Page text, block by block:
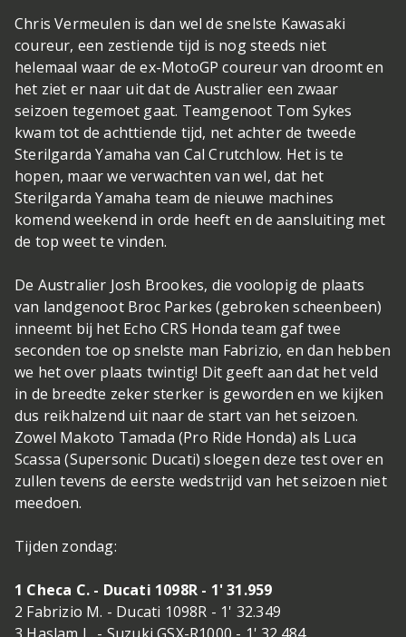
Chris Vermeulen is dan wel de snelste Kawasaki
coureur, een zestiende tijd is nog steeds niet
helemaal waar de ex-MotoGP coureur van droomt en
het ziet er naar uit dat de Australier een zwaar
seizoen tegemoet gaat. Teamgenoot Tom Sykes
kwam tot de achttiende tijd, net achter de tweede
Sterilgarda Yamaha van Cal Crutchlow. Het is te
hopen, maar we verwachten van wel, dat het
Sterilgarda Yamaha team de nieuwe machines
komend weekend in orde heeft en de aansluiting met
de top weet te vinden.
De Australier Josh Brookes, die voolopig de plaats
van landgenoot Broc Parkes (gebroken scheenbeen)
inneemt bij het Echo CRS Honda team gaf twee
seconden toe op snelste man Fabrizio, en dan hebben
we het over plaats twintig! Dit geeft aan dat het veld
in de breedte zeker sterker is geworden en we kijken
dus reikhalzend uit naar de start van het seizoen.
Zowel Makoto Tamada (Pro Ride Honda) als Luca
Scassa (Supersonic Ducati) sloegen deze test over en
zullen tevens de eerste wedstrijd van het seizoen niet
meedoen.
Tijden zondag:
1 Checa C. - Ducati 1098R - 1' 31.959
2 Fabrizio M. - Ducati 1098R - 1' 32.349